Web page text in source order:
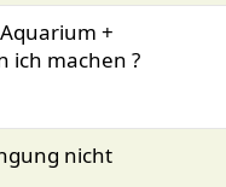
+
ich machen ?
nicht